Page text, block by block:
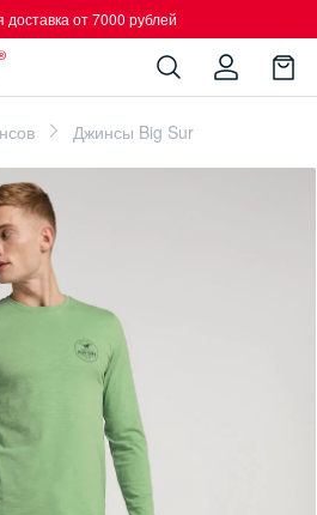
доставка от 7000 рублей
Джинсы Big Sur